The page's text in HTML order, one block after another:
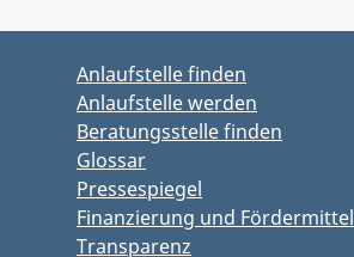
Anlaufstelle finden
Anlaufstelle werden
Beratungsstelle finden
Glossar
Pressespiegel
Finanzierung und Fördermittel
Transparenz